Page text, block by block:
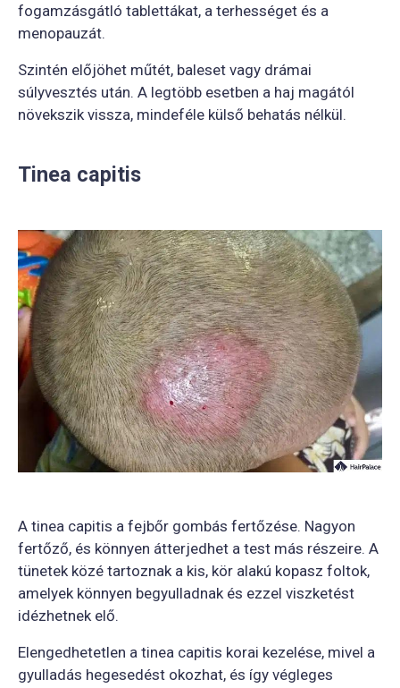
fogamzásgátló tablettákat, a terhességet és a
menopauzát.
Szintén előjöhet műtét, baleset vagy drámai
súlyvesztés után. A legtöbb esetben a haj magától
növekszik vissza, mindeféle külső behatás nélkül.
Tinea capitis
A tinea capitis a fejbőr gombás fertőzése. Nagyon
fertőző, és könnyen átterjedhet a test más részeire. A
tünetek közé tartoznak a kis, kör alakú kopasz foltok,
amelyek könnyen begyulladnak és ezzel viszketést
idézhetnek elő.
Elengedhetetlen a tinea capitis korai kezelése, mivel a
gyulladás hegesedést okozhat, és így végleges